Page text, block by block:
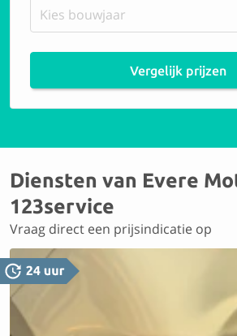
Kies bouwjaar
Vergelijk prijzen
Diensten van Evere
123service
Vraag direct een prijsindicatie op